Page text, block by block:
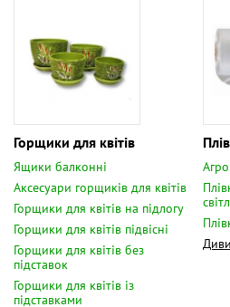
Горщики для квітів
Ящики балконні
Аксесуари горщиків для квітів
Горщики для квітів на підлогу
Горщики для квітів підвісні
Горщики для квітів без
підставок
Горщики для квітів із
підставками